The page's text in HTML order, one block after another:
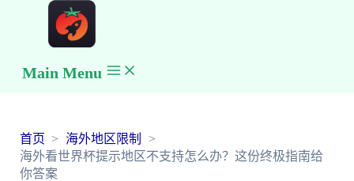
Main Menu
首页
海外地区限制
海外看世界杯提示地区不支持怎么办？这份终极指南给
你答案